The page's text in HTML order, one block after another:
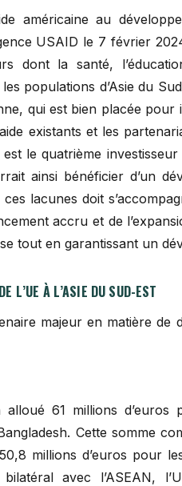
américaine au
USAID le 7 février
dont la santé,
populations d’Asie du
qui est bien placée
existants et les
le quatrième
ainsi bénéficier d’un
lacunes doit
accru et de
tout en garantissant un
L’UE À L’ASIE DU SUD-EST
majeur en matière de
alloué 61 millions
Cette somme
millions d’euros pour
avec l’ASEAN,